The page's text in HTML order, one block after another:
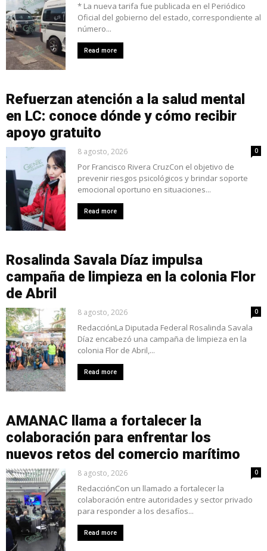
* La nueva tarifa fue publicada en el Periódico
Oficial del gobierno del estado, correspondiente al
número...
Read more
Refuerzan atención a la salud mental
en LC: conoce dónde y cómo recibir
apoyo gratuito
8 agosto, 2026 0
Por Francisco Rivera CruzCon el objetivo de
prevenir riesgos psicológicos y brindar soporte
emocional oportuno en situaciones...
Read more
Rosalinda Savala Díaz impulsa
campaña de limpieza en la colonia Flor
de Abril
8 agosto, 2026 0
RedacciónLa Diputada Federal Rosalinda Savala
Díaz encabezó una campaña de limpieza en la
colonia Flor de Abril,...
Read more
AMANAC llama a fortalecer la
colaboración para enfrentar los
nuevos retos del comercio marítimo
8 agosto, 2026 0
RedacciónCon un llamado a fortalecer la
colaboración entre autoridades y sector privado
para responder a los desafíos...
Read more